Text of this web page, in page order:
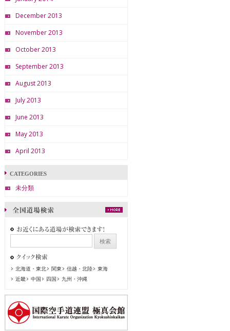
December 2013
November 2013
October 2013
September 2013
August 2013
July 2013
June 2013
May 2013
April 2013
CATEGORIES
未分類
北海道・東北 関東 信越・北陸
東海
近畿
中国 四国 九州・沖縄